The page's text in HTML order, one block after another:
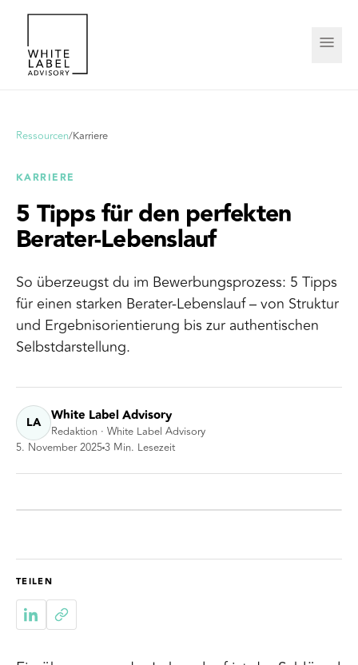
Ressourcen/Karriere
KARRIERE
5 Tipps für den perfekten
Berater-Lebenslauf
So überzeugst du im Bewerbungsprozess: 5 Tipps
für einen starken Berater-Lebenslauf – von Struktur
und Ergebnisorientierung bis zur authentischen
Selbstdarstellung.
LA White Label Advisory
Redaktion · White Label Advisory
5. November 20253 Min. Lesezeit
TEILEN